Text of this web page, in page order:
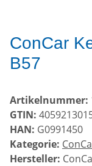
ConCar
B57
Artikelnummer:
GTIN:
HAN: G0991450
Kategorie:
Hersteller: